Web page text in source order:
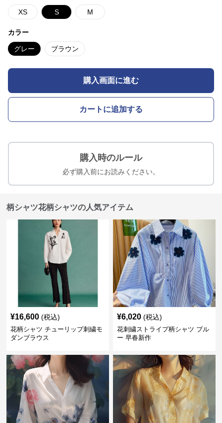
XS S M
カラー
グレー ブラウン
購入画面に進む
カートに追加する
購入時のルール
必ず購入前にお読みください。
柄シャツ花柄シャツの人気アイテム
¥16,600 (税込)
花柄シャツ チューリップ刺繍モ
ダンブラウス
¥6,020 (税込)
花刺繍ストライプ柄シャツ ブル
ー 早春新作